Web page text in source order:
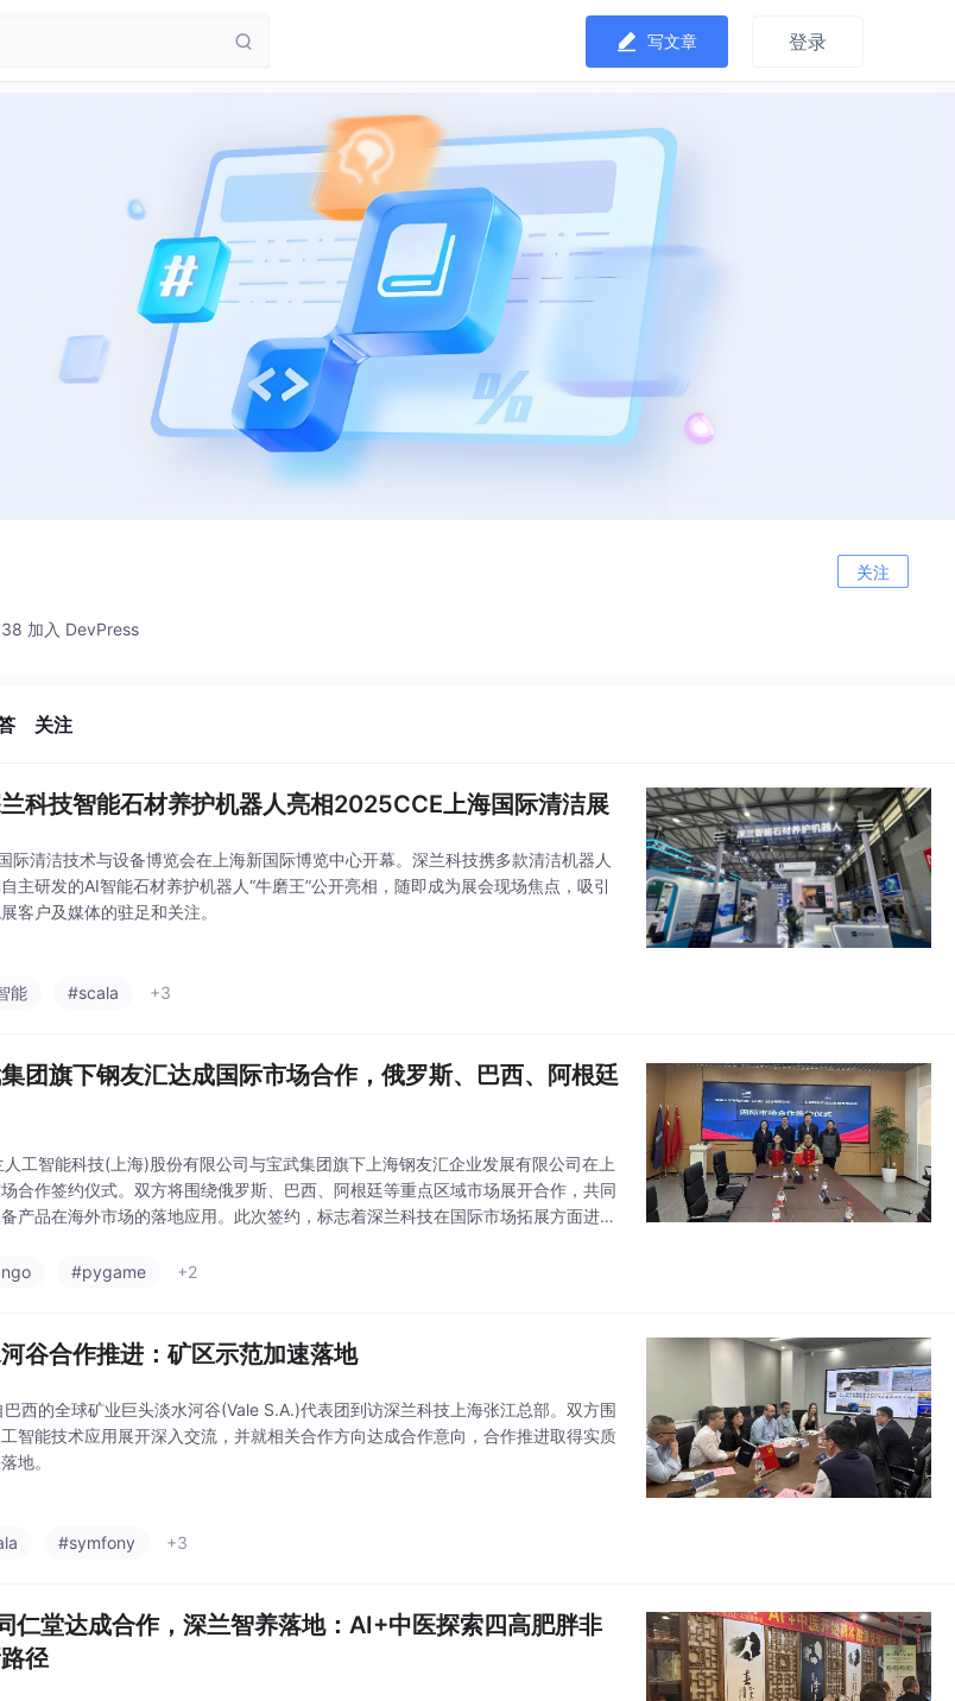
写文章 登录
关注
加入 DevPress
关注
科技智能石材养护机器人亮相2025CCE上海国际清洁展
际清洁技术与设备博览会在上海新国际博览中心开幕。深兰科技携多款清洁机器人
主研发的AI智能石材养护机器人“牛磨王”公开亮相，随即成为展会现场焦点，吸引
客户及媒体的驻足和关注。
能 #scala +3
团旗下钢友汇达成国际市场合作，俄罗斯、巴西、阿根廷
工智能科技(上海)股份有限公司与宝武集团旗下上海钢友汇企业发展有限公司在上
合作签约仪式。双方将围绕俄罗斯、巴西、阿根廷等重点区域市场展开合作，共同
产品在海外市场的落地应用。此次签约，标志着深兰科技在国际市场拓展方面进一
#pygame +2
谷合作推进：矿区示范加速落地
西的全球矿业巨头淡水河谷(Vale S.A.)代表团到访深兰科技上海张江总部。双方围
智能技术应用展开深入交流，并就相关合作方向达成合作意向，合作推进取得实质
地。
#symfony +3
仁堂达成合作，深兰智养落地：AI+中医探索四高肥胖非
径